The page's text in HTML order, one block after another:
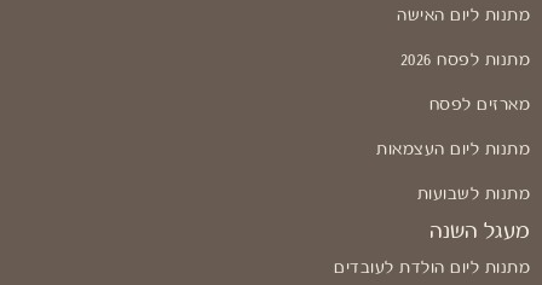
מתנות ליום האישה
מתנות לפסח 2026
מארזים לפסח
מתנות ליום העצמאות
מתנות לשבועות
מעגל השנה
מתנות ליום הולדת לעובדים